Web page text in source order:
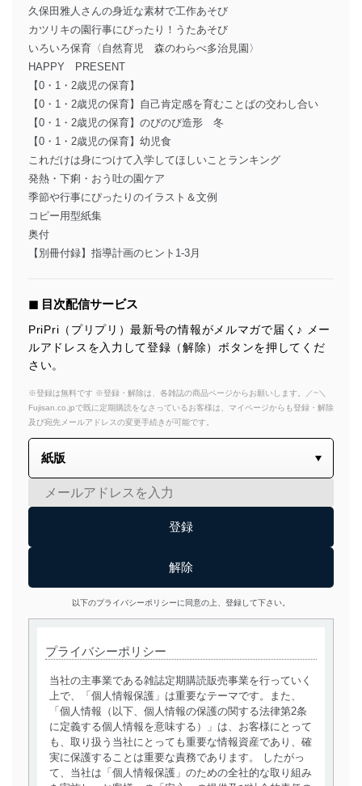
久保田雅人さんの身近な素材で工作あそび
カツリキの園行事にぴったり！うたあそび
いろいろ保育〈自然育児 森のわらべ多治見園〉
HAPPY PRESENT
【0・1・2歳児の保育】
【0・1・2歳児の保育】自己肯定感を育むことばの交わし合い
【0・1・2歳児の保育】のびのび造形 冬
【0・1・2歳児の保育】幼児食
これだけは身につけて入学してほしいことランキング
発熱・下痢・おう吐の園ケア
季節や行事にぴったりのイラスト＆文例
コピー用型紙集
奥付
【別冊付録】指導計画のヒント1-3月
◼︎ 目次配信サービス
PriPri（プリプリ）最新号の情報がメルマガで届く♪ メー
ルアドレスを入力して登録（解除）ボタンを押してくだ
さい。
※登録は無料です ※登録・解除は、各雑誌の商品ページからお願いします。／~＼
Fujisan.co.jpで既に定期購読をなさっているお客様は、マイページからも登録・解除
及び宛先メールアドレスの変更手続きが可能です。
以下のプライバシーポリシーに同意の上、登録して下さい。
プライバシーポリシー
当社の主事業である雑誌定期購読販売事業を行っていく
上で、「個人情報保護」は重要なテーマです。また、
「個人情報（以下、個人情報の保護の関する法律第2条
に定義する個人情報を意味する）」は、お客様にとって
も、取り扱う当社にとっても重要な情報資産であり、確
実に保護することは重要な責務であります。 したがっ
て、当社は「個人情報保護」のための全社的な取り組み